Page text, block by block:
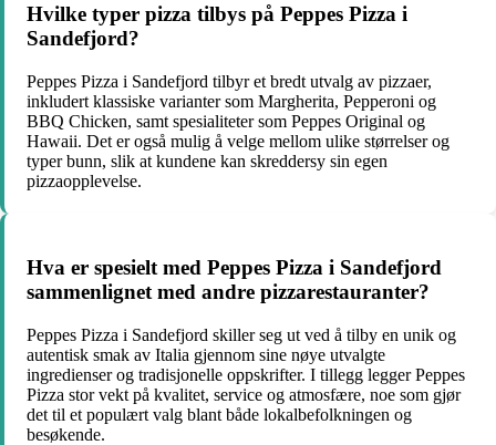
Hvilke typer pizza tilbys på Peppes Pizza i
Sandefjord?
Peppes Pizza i Sandefjord tilbyr et bredt utvalg av pizzaer,
inkludert klassiske varianter som Margherita, Pepperoni og
BBQ Chicken, samt spesialiteter som Peppes Original og
Hawaii. Det er også mulig å velge mellom ulike størrelser og
typer bunn, slik at kundene kan skreddersy sin egen
pizzaopplevelse.
Hva er spesielt med Peppes Pizza i Sandefjord
sammenlignet med andre pizzarestauranter?
Peppes Pizza i Sandefjord skiller seg ut ved å tilby en unik og
autentisk smak av Italia gjennom sine nøye utvalgte
ingredienser og tradisjonelle oppskrifter. I tillegg legger Peppes
Pizza stor vekt på kvalitet, service og atmosfære, noe som gjør
det til et populært valg blant både lokalbefolkningen og
besøkende.